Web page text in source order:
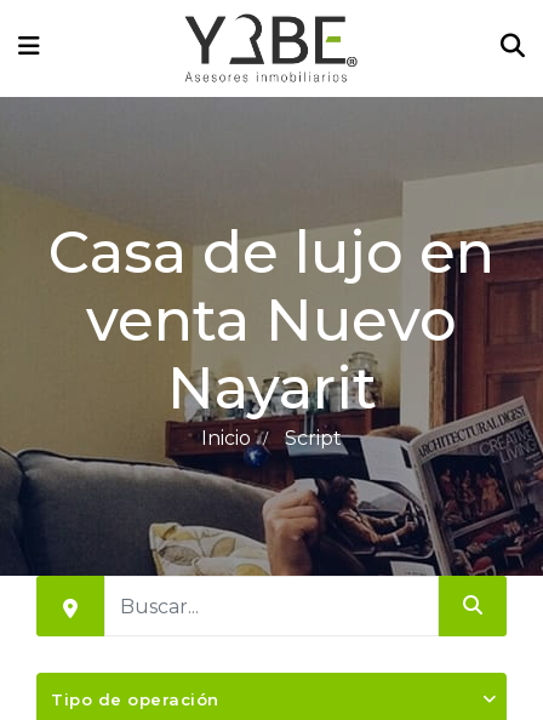
Casa de lujo en
venta Nuevo
Nayarit
Inicio Script
Tipo de operación